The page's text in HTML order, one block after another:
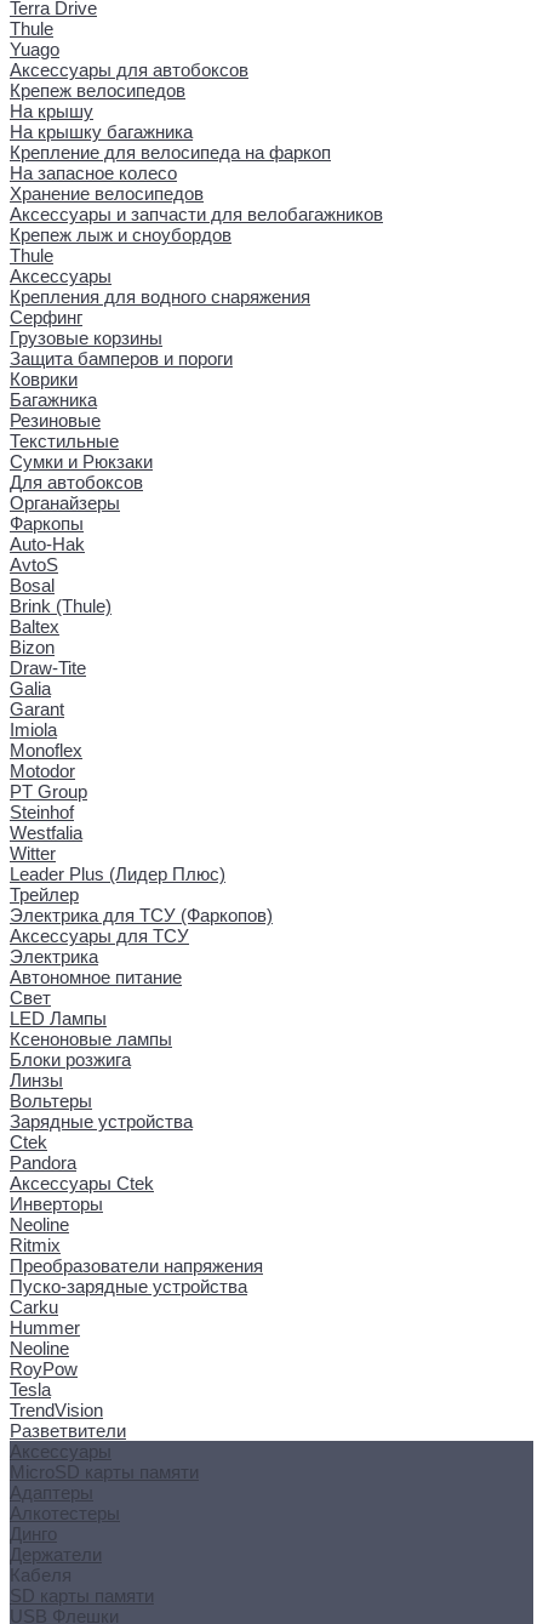
Terra Drive
Thule
Yuago
Аксессуары для автобоксов
Крепеж велосипедов
На крышу
На крышку багажника
Крепление для велосипеда на фаркоп
На запасное колесо
Хранение велосипедов
Аксессуары и запчасти для велобагажников
Крепеж лыж и сноубордов
Thule
Аксессуары
Крепления для водного снаряжения
Серфинг
Грузовые корзины
Защита бамперов и пороги
Коврики
Багажника
Резиновые
Текстильные
Сумки и Рюкзаки
Для автобоксов
Органайзеры
Фаркопы
Auto-Hak
AvtoS
Bosal
Brink (Thule)
Baltex
Bizon
Draw-Tite
Galia
Garant
Imiola
Monoflex
Motodor
PT Group
Steinhof
Westfalia
Witter
Leader Plus (Лидер Плюс)
Трейлер
Электрика для ТСУ (Фаркопов)
Аксессуары для ТСУ
Электрика
Автономное питание
Свет
LED Лампы
Ксеноновые лампы
Блоки розжига
Линзы
Вольтеры
Зарядные устройства
Ctek
Pandora
Аксессуары Ctek
Инверторы
Neoline
Ritmix
Преобразователи напряжения
Пуско-зарядные устройства
Carku
Hummer
Neoline
RoyPow
Tesla
TrendVision
Разветвители
Аксессуары
MicroSD карты памяти
Адаптеры
Алкотестеры
Динго
Держатели
Кабеля
SD карты памяти
USB Флешки